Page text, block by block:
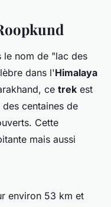
le nom de "lac des
dans l'Himalaya
ce trek est
centaines de
Cette
mais aussi
environ 53 km et